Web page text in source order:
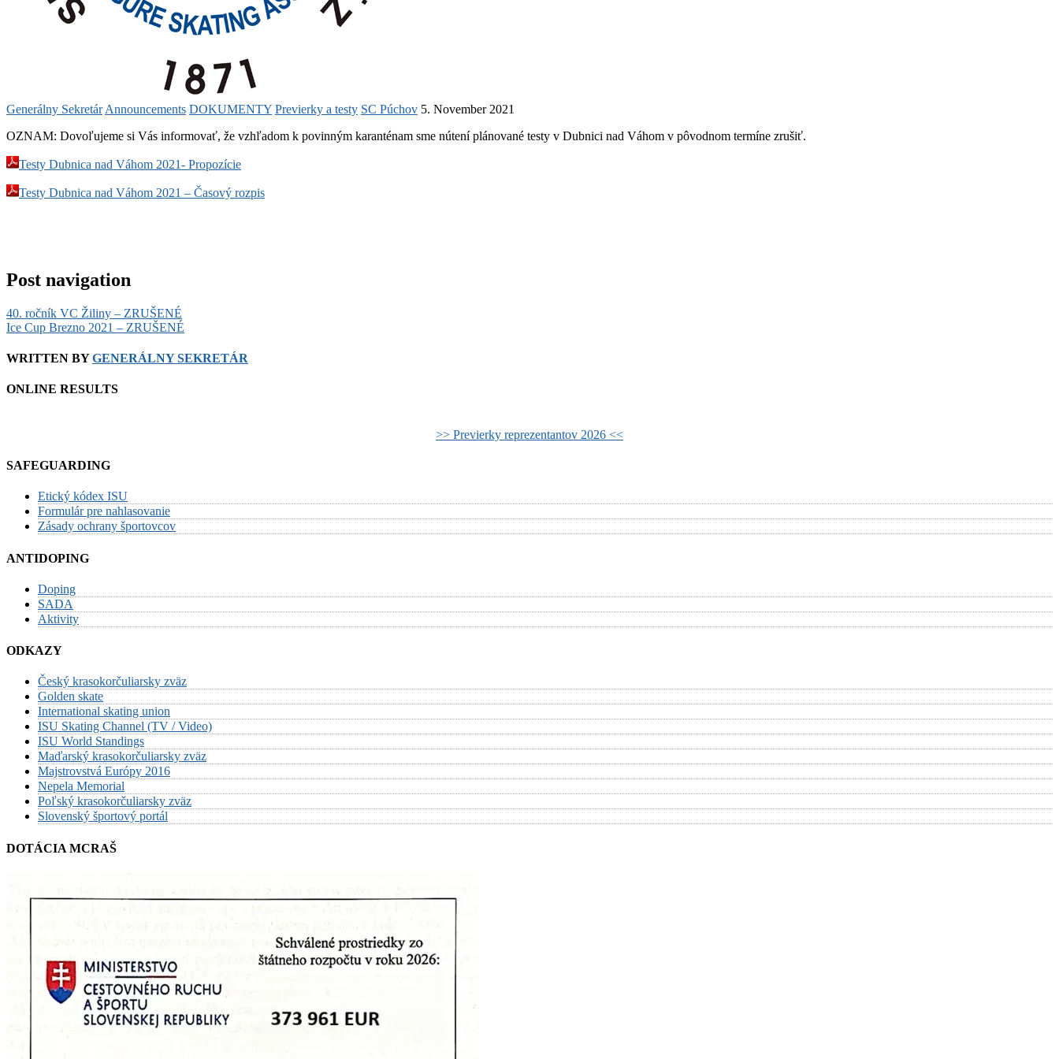
Generálny Sekretár Announcements DOKUMENTY Previerky a testy SC Púchov 5. November 2021
OZNAM: Dovoľujeme si Vás informovať, že vzhľadom k povinným karanténam sme nútení plánované testy v Dubnici nad Váhom v pôvodnom termíne zrušiť.
Testy Dubnica nad Váhom 2021- Propozície
Testy Dubnica nad Váhom 2021 – Časový rozpis
Post navigation
40. ročník VC Žiliny – ZRUŠENÉ
Ice Cup Brezno 2021 – ZRUŠENÉ
WRITTEN BYGENERÁLNY SEKRETÁR
ONLINE RESULTS
>> Previerky reprezentantov 2026 <<
SAFEGUARDING
Etický kódex ISU
Formulár pre nahlasovanie
Zásady ochrany športovcov
ANTIDOPING
Doping
SADA
Aktivity
ODKAZY
Český krasokorčuliarsky zväz
Golden skate
International skating union
ISU Skating Channel (TV / Video)
ISU World Standings
Maďarský krasokorčuliarsky zväz
Majstrovstvá Európy 2016
Nepela Memorial
Poľský krasokorčuliarsky zväz
Slovenský športový portál
DOTÁCIA MCRAŠ